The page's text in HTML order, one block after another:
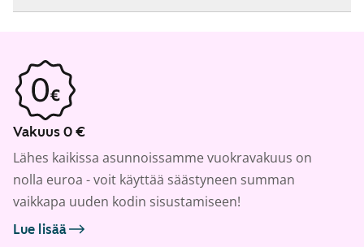
Vakuus 0 €
Lähes kaikissa asunnoissamme vuokravakuus on
nolla euroa - voit käyttää säästyneen summan
vaikkapa uuden kodin sisustamiseen!
Lue lisää